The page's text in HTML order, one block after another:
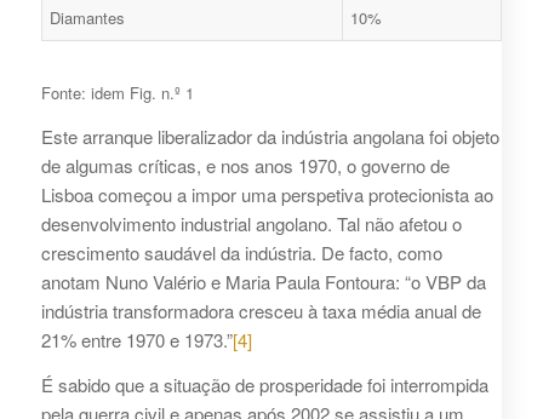
Diamantes
10%
Fonte: idem Fig. n.º 1
Este arranque liberalizador da indústria angolana foi objeto
de algumas críticas, e nos anos 1970, o governo de
Lisboa começou a impor uma perspetiva protecionista ao
desenvolvimento industrial angolano. Tal não afetou o
crescimento saudável da indústria. De facto, como
anotam Nuno Valério e Maria Paula Fontoura: “o VBP da
indústria transformadora cresceu à taxa média anual de
21% entre 1970 e 1973.”[4]
É sabido que a situação de prosperidade foi interrompida
pela guerra civil e apenas após 2002 se assistiu a um